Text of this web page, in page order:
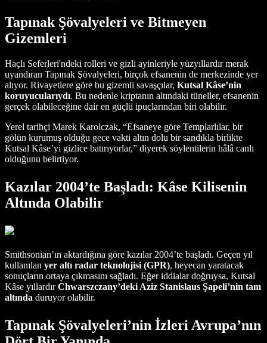
Tapınak Şövalyeleri ve Bitmeyen
Gizemleri
Haçlı Seferleri'ndeki rolleri ve gizli ayinleriyle yüzyıllardır merak
uyandıran Tapınak Şövalyeleri, birçok efsanenin de merkezinde yer
alıyor. Rivayetlere göre bu gizemli savaşçılar, Kutsal Kâse’nin
koruyucularıydı. Bu nedenle kriptanın altındaki tüneller, efsanenin
gerçek olabileceğine dair en güçlü ipuçlarından biri olabilir.
Yerel tarihçi Marek Karolczak, “Efsaneye göre Templarlılar, bir
gölün kurumuş olduğu gece vakti altın dolu bir sandıkla birlikte
Kutsal Kâse’yi gizlice batırıyorlar,” diyerek söylentilerin hâlâ canlı
olduğunu belirtiyor.
Kazılar 2004’te Başladı: Kâse Kilisenin
Altında Olabilir
Smithsonian’ın aktardığına göre kazılar 2004’te başladı. Geçen yıl
kullanılan yer altı radar teknolojisi (GPR), heyecan yaratacak
sonuçların ortaya çıkmasını sağladı. Eğer iddialar doğruysa, Kutsal
Kâse yıllardırChwarszczany’deki Aziz Stanislaus Şapeli’nin tam
altında duruyor olabilir.
Tapınak Şövalyeleri’nin İzleri Avrupa’nın